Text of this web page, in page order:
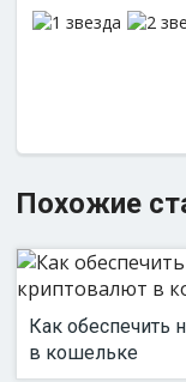
Похожие
Как обеспечить
в кошельке